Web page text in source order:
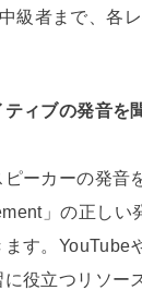
級者まで、各
ティブの発音を
ーカーの発音
」の正しい
ます。YouTube
に役立つリソー